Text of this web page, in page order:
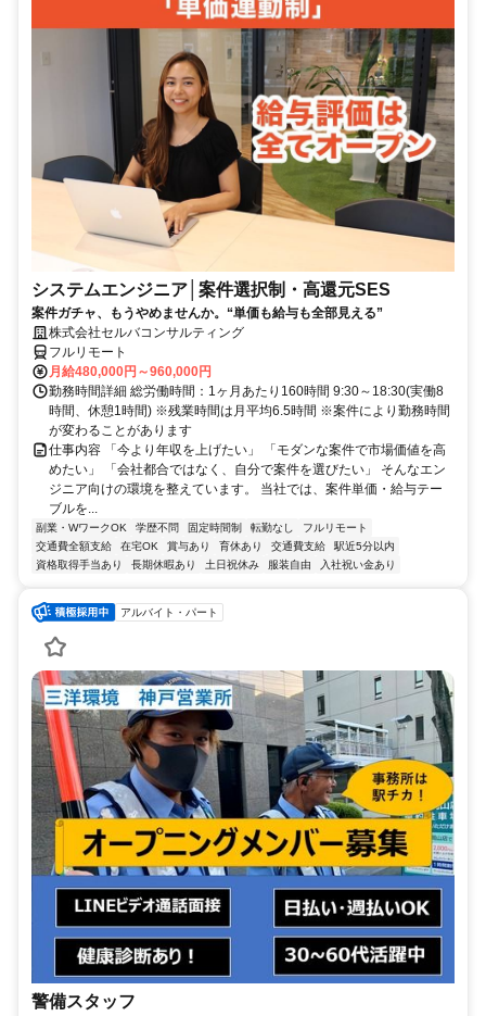
システムエンジニア│案件選択制・高還元SES
案件ガチャ、もうやめませんか。“単価も給与も全部見える”
株式会社セルバコンサルティング
フルリモート
月給480,000円～960,000円
勤務時間詳細 総労働時間：1ヶ月あたり160時間 9:30～18:30(実働8
時間、休憩1時間) ※残業時間は月平均6.5時間 ※案件により勤務時間
が変わることがあります
仕事内容 「今より年収を上げたい」 「モダンな案件で市場価値を高
めたい」 「会社都合ではなく、自分で案件を選びたい」 そんなエン
ジニア向けの環境を整えています。 当社では、案件単価・給与テー
ブルを...
副業・WワークOK 学歴不問 固定時間制 転勤なし
フルリモート
交通費全額支給
在宅OK 賞与あり 育休あり 交通費支給
駅近5分以内
資格取得手当あり
長期休暇あり 土日祝休み 服装自由 入社祝い金あり
アルバイト・パート
警備スタッフ